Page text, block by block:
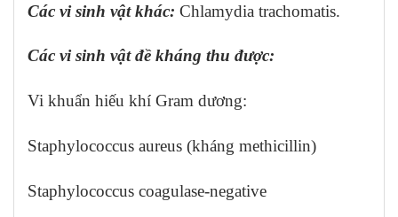
Các vi sinh vật khác: Chlamydia trachomatis.
Các vi sinh vật đề kháng thu được:
Vi khuẩn hiếu khí Gram dương:
Staphylococcus aureus (kháng methicillin)
Staphylococcus coagulase-negative